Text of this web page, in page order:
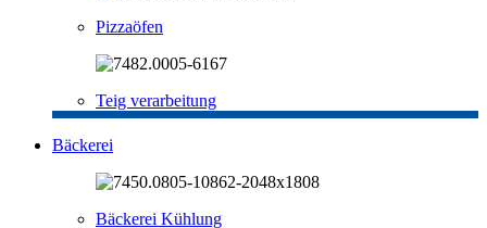
Pizzaöfen
Teig verarbeitung
Bäckerei
Bäckerei Kühlung